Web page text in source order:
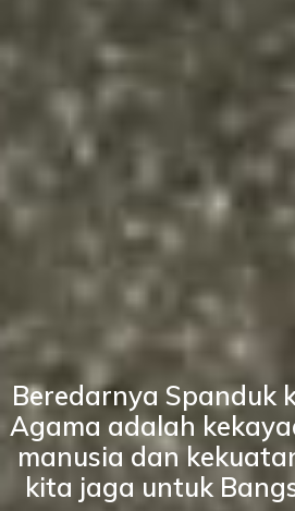
Beredarnya Spanduk
Agama adalah
manusia dan
kita jaga untuk